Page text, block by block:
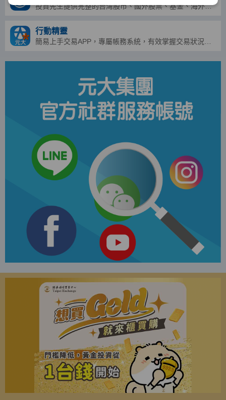
投資先生提供完整的台灣股市、國外股票、基金、海外債券、國內外期貨及選擇權等豐富的市場行情。
行動精靈